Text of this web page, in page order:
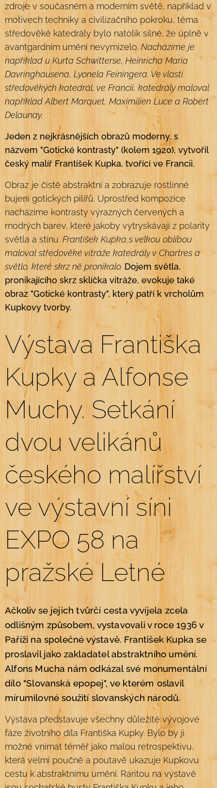
zdroje v současném a moderním světě, například v
motivech techniky a civilizačního pokroku, téma
středověké katedrály bylo natolik silné, že úplně v
avantgardním umění nevymizelo. Nacházíme je
například u Kurta Schwitterse, Heinricha Maria
Davringhausena, Lyonela Feiningera. Ve vlasti
středověkých katedrál, ve Francii, katedrály maloval
například Albert Marquet, Maximilien Luce a Robert
Delaunay.
Jeden z nejkrásnějších obrazů moderny, s
názvem "Gotické kontrasty" (kolem 1920), vytvořil
český malíř František Kupka, tvořící ve Francii.
Obraz je čistě abstraktní a zobrazuje rostlinné
bujení gotických pilířů. Uprostřed kompozice
nacházíme kontrasty výrazných červených a
modrých barev, které jakoby vytryskávají z polarity
světla a stínu. František Kupka s velkou oblibou
maloval středověké vitráže katedrály v Chartres a
světlo, které skrz ně pronikalo. Dojem světla,
pronikajícího skrz sklíčka vitráže, evokuje také
obraz "Gotické kontrasty", který patří k vrcholům
Kupkovy tvorby.
Výstava Františka
Kupky a Alfonse
Muchy. Setkání
dvou velikánů
českého malířství
ve výstavní síni
EXPO 58 na
pražské Letné
Ačkoliv se jejich tvůrčí cesta vyvíjela zcela
odlišným způsobem, vystavovali v roce 1936 v
Paříži na společné výstavě. František Kupka se
proslavil jako zakladatel abstraktního umění.
Alfons Mucha nám odkázal své monumentální
dílo "Slovanská epopej", ve kterém oslavil
mírumilovné soužití slovanských národů.
Výstava představuje všechny důležité vývojové
fáze životního díla Františka Kupky. Bylo by ji
možné vnímat téměř jako malou retrospektivu,
která velmi poučně a poutavě ukazuje Kupkovu
cestu k abstraktnímu umění. Raritou na výstavě